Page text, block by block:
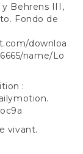
y Behrens III,
Fondo de
downloa
name/Lo
:
vivant.